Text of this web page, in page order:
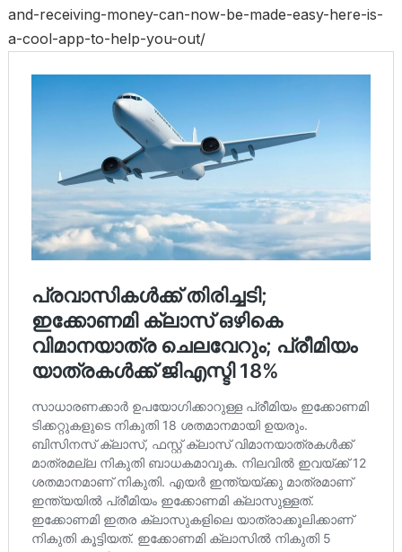
and-receiving-money-can-now-be-made-easy-here-is-
a-cool-app-to-help-you-out/